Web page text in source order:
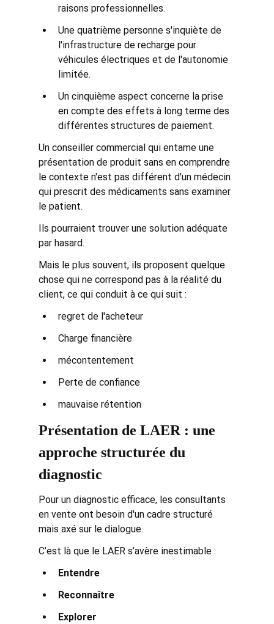
raisons professionnelles.
Une quatrième personne s'inquiète de
l'infrastructure de recharge pour
véhicules électriques et de l'autonomie
limitée.
Un cinquième aspect concerne la prise
en compte des effets à long terme des
différentes structures de paiement.
Un conseiller commercial qui entame une
présentation de produit sans en comprendre
le contexte n'est pas différent d'un médecin
qui prescrit des médicaments sans examiner
le patient.
Ils pourraient trouver une solution adéquate
par hasard.
Mais le plus souvent, ils proposent quelque
chose qui ne correspond pas à la réalité du
client, ce qui conduit à ce qui suit :
regret de l'acheteur
Charge financière
mécontentement
Perte de confiance
mauvaise rétention
Présentation de LAER : une
approche structurée du
diagnostic
Pour un diagnostic efficace, les consultants
en vente ont besoin d'un cadre structuré
mais axé sur le dialogue.
C’est là que le LAER s’avère inestimable :
Entendre
Reconnaître
Explorer